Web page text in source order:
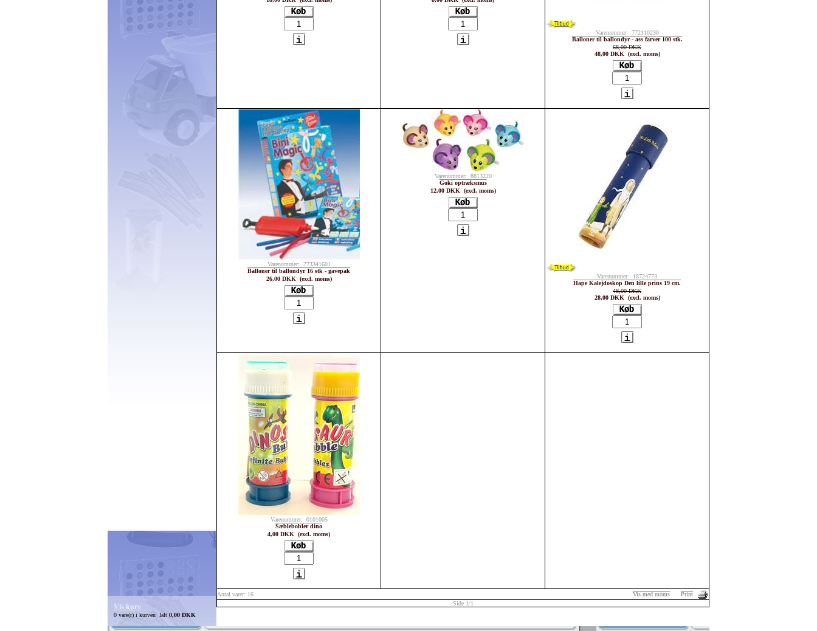
Vis kurv
0 vare(r) i kurven Ialt 0,00 DKK
Varenummer: 772110230
Balloner til ballondyr - ass farver 100 stk.
68,00 DKK
48,00 DKK (excl. moms)
Varenummer: 773341601
Balloner til ballondyr 16 stk - gavepak
26,00 DKK (excl. moms)
Varenummer: 8813220
Goki optræksmus
12,00 DKK (excl. moms)
Varenummer: 18724773
Hape Kalejdoskop Den lille prins 19 cm.
48,00 DKK
28,00 DKK (excl. moms)
Varenummer: 0101005
Sæblebobler dino
4,00 DKK (excl. moms)
Antal varer: 16 Vis med moms
Print
Side 1/1